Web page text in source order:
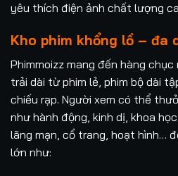
yêu thích điện ảnh chất lượng
Kho phim khổng lồ – đa
Phimmoizz mang đến hàng chục
trải dài từ phim lẻ, phim bộ dài
chiếu rạp. Người xem có thể
như hành động, kinh dị, khoa
lãng mạn, cổ trang, hoạt hình…
lớn như: